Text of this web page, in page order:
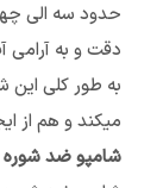
حدود سه الی
دقت و به آرامی
به طور کلی این
میکند و هم از
شامپو ضد شوره